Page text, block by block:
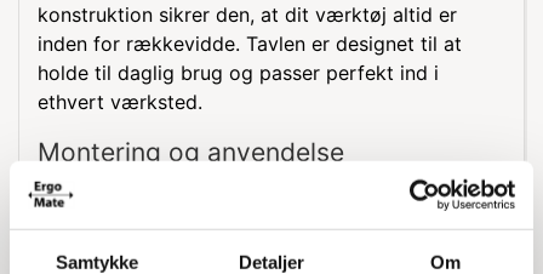
Samtykke Detaljer Om
konstruktion sikrer den, at dit værktøj altid er
inden for rækkevidde. Tavlen er designet til at
holde til daglig brug og passer perfekt ind i
ethvert værksted.
Montering og anvendelse
Værktøjstavlen er nem at installere og kan hurtigt
fastgøres til både filebænke og vægge. Den
lysegrå farve, Ral 7035, giver et neutralt